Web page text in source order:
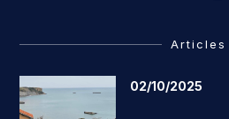
Articles
02/10/2025